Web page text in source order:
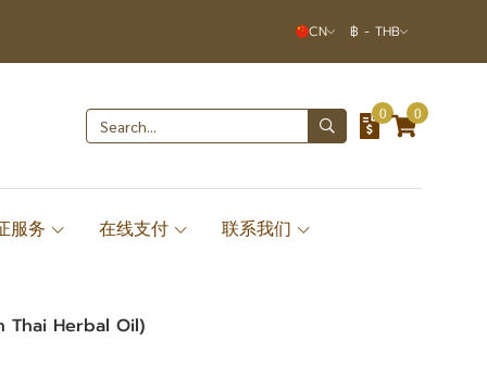
CN ฿ - THB
0 0
服务 在线支付 联系我们
Thai Herbal Oil)